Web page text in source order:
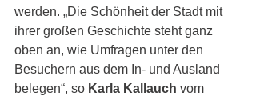
werden. „Die Schönheit der Stadt mit
ihrer großen Geschichte steht ganz
oben an, wie Umfragen unter den
Besuchern aus dem In- und Ausland
belegen“, so Karla Kallauch vom